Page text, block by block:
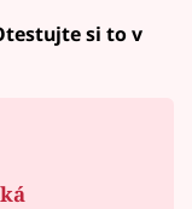
si to v